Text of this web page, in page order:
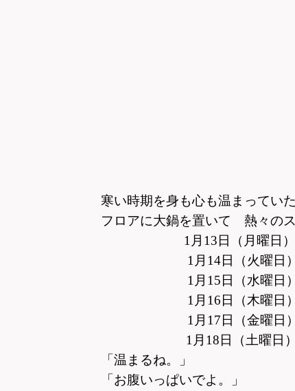
寒い時期を身も心も温まってい
フロアに大鍋を置いて 熱々の
1月13日（月曜日）
1月14日（火曜
1月15日（水曜
1月16日（木曜
1月17日（金曜
1月18日（土曜日）
「温まるね。」
「お腹いっぱいでよ。」